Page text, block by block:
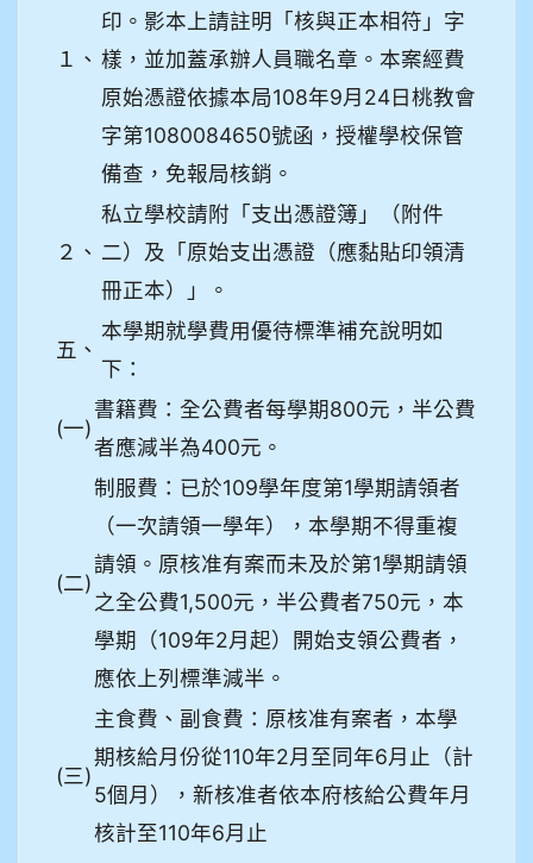
１、
印。影本上請註明「核與正本相符」字
樣，並加蓋承辦人員職名章。本案經費
原始憑證依據本局108年9月24日桃教會
字第1080084650號函，授權學校保管
備查，免報局核銷。
２、
私立學校請附「支出憑證簿」（附件
二）及「原始支出憑證（應黏貼印領清
冊正本）」。
五、
本學期就學費用優待標準補充說明如
下：
(一)
書籍費：全公費者每學期800元，半公費
者應減半為400元。
(二)
制服費：已於109學年度第1學期請領者
（一次請領一學年），本學期不得重複
請領。原核准有案而未及於第1學期請領
之全公費1,500元，半公費者750元，本
學期（109年2月起）開始支領公費者，
應依上列標準減半。
(三)
主食費、副食費：原核准有案者，本學
期核給月份從110年2月至同年6月止（計
5個月），新核准者依本府核給公費年月
核計至110年6月止